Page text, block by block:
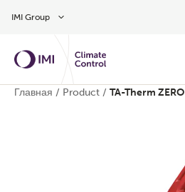
IMI Group
Главная / Product / TA-Therm ZERO